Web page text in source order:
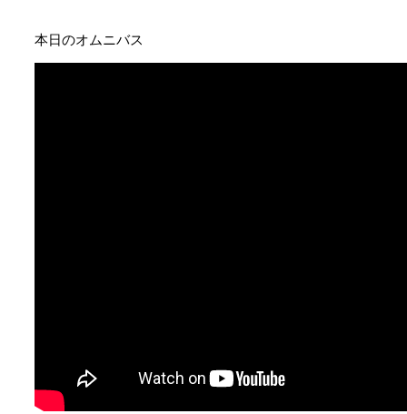
本日のオムニバス